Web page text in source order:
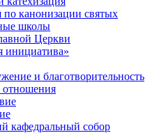
по канонизации святых
школы
Церкви
инициатива»
и благотворительность
кафедральный собор